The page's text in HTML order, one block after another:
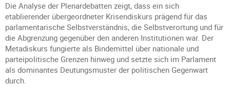
Die Analyse der Plenardebatten zeigt, dass ein sich
etablierender übergeordneter Krisendiskurs prägend für das
parlamentarische Selbstverständnis, die Selbstverortung und für
die Abgrenzung gegenüber den anderen Institutionen war. Der
Metadiskurs fungierte als Bindemittel über nationale und
parteipolitische Grenzen hinweg und setzte sich im Parlament
als dominantes Deutungsmuster der politischen Gegenwart
durch.